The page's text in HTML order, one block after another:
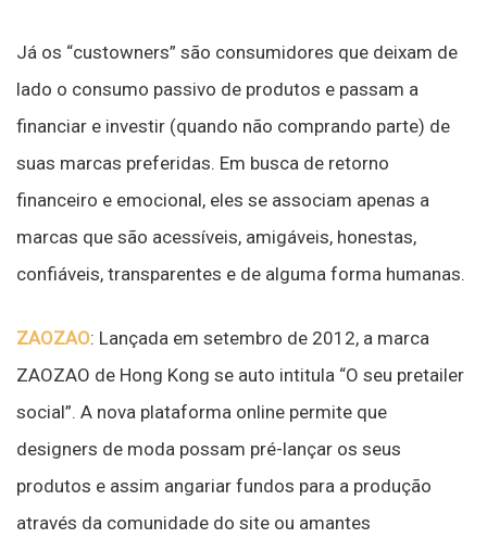
Já os “custowners” são consumidores que deixam de
lado o consumo passivo de produtos e passam a
financiar e investir (quando não comprando parte) de
suas marcas preferidas. Em busca de retorno
financeiro e emocional, eles se associam apenas a
marcas que são acessíveis, amigáveis, honestas,
confiáveis, transparentes e de alguma forma humanas.
ZAOZAO: Lançada em setembro de 2012, a marca
ZAOZAO de Hong Kong se auto intitula “O seu pretailer
social”. A nova plataforma online permite que
designers de moda possam pré-lançar os seus
produtos e assim angariar fundos para a produção
através da comunidade do site ou amantes